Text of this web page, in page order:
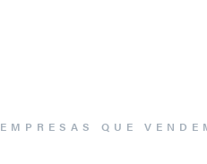
EMPRESAS QUE